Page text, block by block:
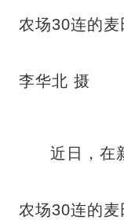
农场30连的麦
李华北 摄
近日，在
农场30连的麦